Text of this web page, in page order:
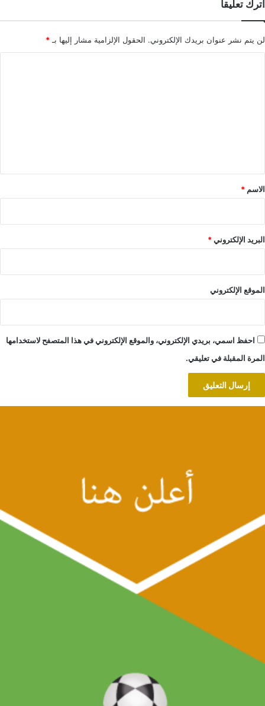
اترك تعليقاً
لن يتم نشر عنوان بريدك الإلكتروني. الحقول الإلزامية مشار إليها بـ*
*
الاسم *
البريد الإلكتروني*
الموقع الإلكتروني
احفظ اسمي، بريدي الإلكتروني، والموقع الإلكتروني في هذا المتصفح لاستخدامها
المرة المقبلة في تعليقي.